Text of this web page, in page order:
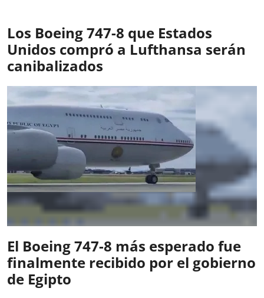
Los Boeing 747-8 que Estados
Unidos compró a Lufthansa serán
canibalizados
El Boeing 747-8 más esperado fue
finalmente recibido por el gobierno
de Egipto